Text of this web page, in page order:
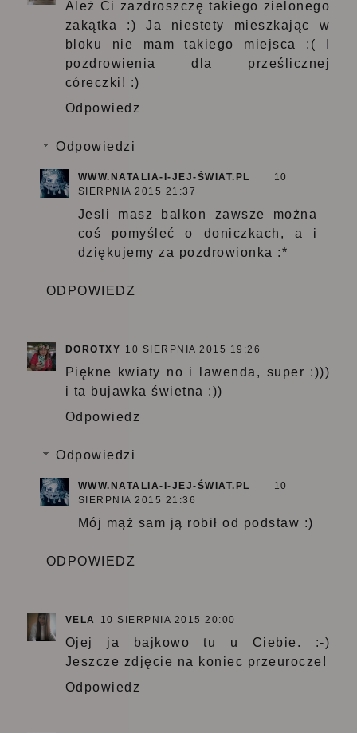
Ależ Ci zazdroszczę takiego zielonego
zakątka :) Ja niestety mieszkając w
bloku nie mam takiego miejsca :( I
pozdrowienia dla prześlicznej
córeczki! :)
Odpowiedz
Odpowiedzi
WWW.NATALIA-I-JEJ-ŚWIAT.PL
10
SIERPNIA 2015 21:37
Jesli masz balkon zawsze można
coś pomyśleć o doniczkach, a i
dziękujemy za pozdrowionka :*
ODPOWIEDZ
DOROTXY 10 SIERPNIA 2015 19:26
Piękne kwiaty no i lawenda, super :)))
i ta bujawka świetna :))
Odpowiedz
Odpowiedzi
WWW.NATALIA-I-JEJ-ŚWIAT.PL
10
SIERPNIA 2015 21:36
Mój mąż sam ją robił od podstaw :)
ODPOWIEDZ
VELA 10 SIERPNIA 2015 20:00
Ojej ja bajkowo tu u Ciebie. :-)
Jeszcze zdjęcie na koniec przeurocze!
Odpowiedz